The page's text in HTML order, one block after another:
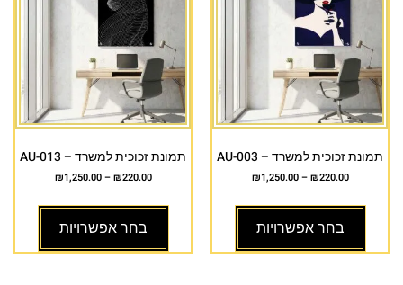
תמונת זכוכית למשרד – AU-003
₪220.00
–
₪1,250.00
בחר אפשרויות
תמונת זכוכית למשרד – AU-013
₪220.00
–
₪1,250.00
בחר אפשרויות